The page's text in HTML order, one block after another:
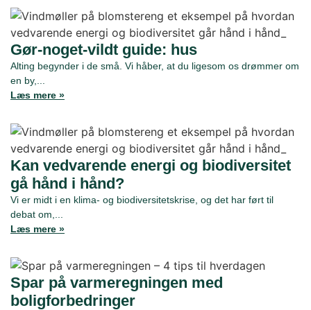
Gør-noget-vildt guide: hus
Alting begynder i de små. Vi håber, at du ligesom os drømmer om
en by,...
Læs mere »
Kan vedvarende energi og biodiversitet
gå hånd i hånd?
Vi er midt i en klima- og biodiversitetskrise, og det har ført til
debat om,...
Læs mere »
Spar på varmeregningen med
boligforbedringer